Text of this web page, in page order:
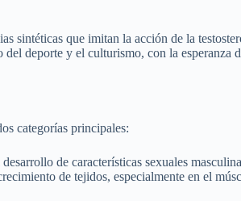
sintéticas que imitan la acción de la
deporte y el culturismo, con la
categorías principales:
de características sexuales
de tejidos, especialmente en el